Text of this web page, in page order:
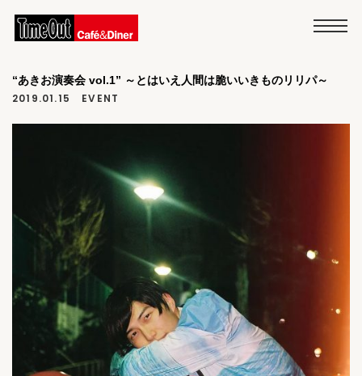
“あきお演奏会 vol.1” ～とはいえ人間は脆いいきものリリパ～
2019.01.15 EVENT